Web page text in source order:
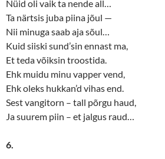
Nüid oli vaik ta nende all…
Ta närtsis juba piina jõul —
Nii minuga saab aja sõul…
Kuid siiski sund’sin ennast ma,
Et teda võiksin troostida.
Ehk muidu minu vapper vend,
Ehk oleks hukkan’d vihas end.
Sest vangitorn – tall põrgu haud,
Ja suurem piin – et jalgus raud…
6.